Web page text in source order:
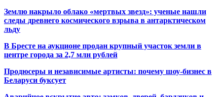
Землю накрыло облако «мертвых звезд»: ученые нашли
следы древнего космического взрыва в антарктическом
льду
В Бресте на аукционе продан крупный участок земли в
центре города за 2,7 млн рублей
Продюсеры и независимые артисты: почему шоу-бизнес в
Беларуси буксует